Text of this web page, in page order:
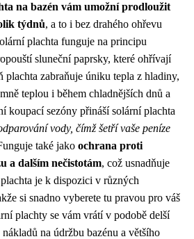
na bazén vám umožní prodloužit
týdnů, a to i bez drahého ohřevu
plachta funguje na principu
sluneční paprsky, které ohřívají
plachta zabraňuje úniku tepla z hladiny,
teplou i během chladnějších dnů a
koupací sezóny přináší solární plachta
vody, čímž šetří vaše peníze
také jako ochrana proti
a dalším nečistotám, což usnadňuje
je k dispozici v různých
si snadno vyberete tu pravou pro váš
plachty se vám vrátí v podobě delší
na údržbu bazénu a většího